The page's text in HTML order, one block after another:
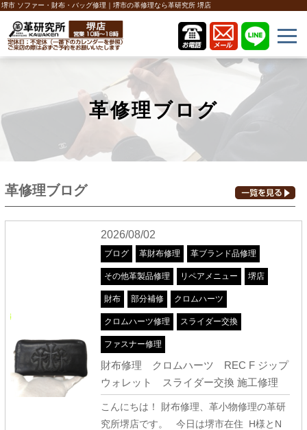
堺市 ソファー・財布・バッグ修理｜堺市の革修理なら革研究所 堺店
革修理ブログ
革修理ブログ
2026/08/02
ブログ 革財布修理 革ブランド品修理
その他革製品修理 リペアメニュー 堺店
財布 部分補修 クロムハーツ
クロムハーツ修理 スライダー交換
ファスナー修理
財布修理 クロムハーツ REC F ジップ
ウォレット スライダー交換 施工修理
こんにちは！ 財布修理、革小物修理の革研
究所堺店です。 今日は堺市在住 H様とN